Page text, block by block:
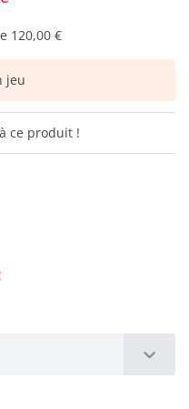
120,00 €
jeu
ce produit !